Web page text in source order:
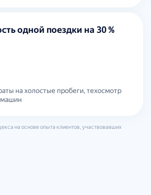
одной поездки на 30 %
на холостые пробеги, техосмотр
на основе опыта клиентов, участвовавших